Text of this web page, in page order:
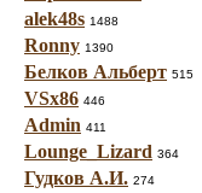
alek48s 1488
Ronny 1390
Белков Альберт 515
VSx86 446
Admin 411
Lounge_Lizard 364
Гудков А.И. 274